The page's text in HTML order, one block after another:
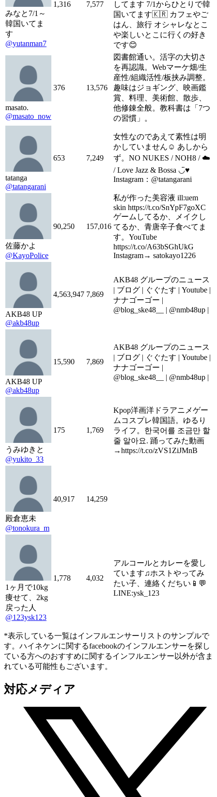
みなと7/1～
韓国いてま
す
@yutanman7
1,316 7,577
してます 7/1からひとりで韓
国いてます🇰🇷 カフェやご
はん、旅行 オシャレなとこ
や楽しいとこに行くの好き
です😊
masato.
@masato_now
376 13,576
図書館通い。活字の大切さ
を再認識。Webマーケ畑/生
産性/組織活性/板挟み調整。
趣味はジョギング、映画鑑
賞、料理、美術館、散歩、
他修錬全般。教科書は「7つ
の習慣」。
tatanga
@tatangarani
653 7,249
女性なのであえて素性は明
かしていません☺︎ あしから
ず。NO NUKES / NOH8 / ☁️
/ Love Jazz & Bossa ◡̈♥
Instagram：@tatangarani
佐藤かよ
@KayoPolice
90,250 157,016
私が作った美容液 ill:uem
skin https://t.co/SnYpF7goXC
ゲームしてるか、メイクし
てるか、青唐辛子食べてま
す。YouTube
https://t.co/A63bSGhUkG
Instagram→ satokayo1226
AKB48 UP
@akb48up
4,563,947 7,869
AKB48 グループのニュース
| ブログ | ぐぐたす | Youtube |
ナナゴーゴー |
@blog_ske48__ | @nmb48up |
AKB48 UP
@akb48up
15,590 7,869
AKB48 グループのニュース
| ブログ | ぐぐたす | Youtube |
ナナゴーゴー |
@blog_ske48__ | @nmb48up |
うみゆきと
@yukito_33
175 1,769
Kpop洋画洋ドラアニメゲー
ムコスプレ韓国語。ゆるり
ライフ。한국어를 조금만 할
줄 알아요. 踊ってみた動画
→https://t.co/zVS1ZiJMnB
殿倉恵未
@tonokura_m
40,917 14,259
1ヶ月で10kg
痩せて、2kg
戻った人
@123ysk123
1,778 4,032
アルコールとカレーを愛し
ています♫ホストやってみ
たい子、連絡くだちい📱💬
LINE:ysk_123
*表示している一覧はインフルエンサーリストのサンプルで
す。ハイネケンに関するfacebookのインフルエンサーを探し
ている方へのおすすめに関するインフルエンサー以外が含ま
れている可能性もございます。
対応メディア